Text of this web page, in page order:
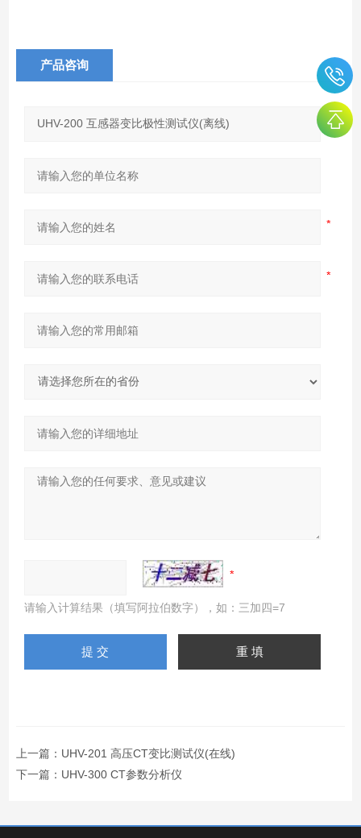
产品咨询
请输入计算结果（填写阿拉伯数字），如：三加四=7
上一篇： UHV-201 高压CT变比测试仪(在线)
下一篇： UHV-300 CT参数分析仪